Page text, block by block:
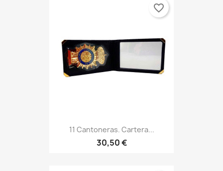
11 Cantoneras. Cartera...
30,50 €
favorite_border